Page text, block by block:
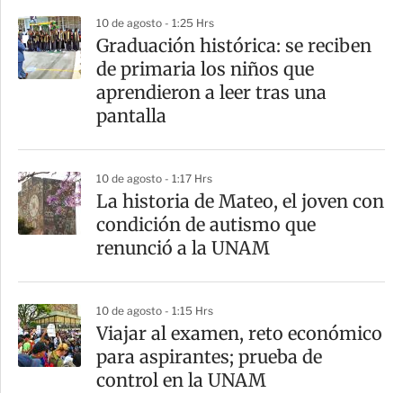
10 de agosto - 1:25 Hrs
Graduación histórica: se reciben
de primaria los niños que
aprendieron a leer tras una
pantalla
10 de agosto - 1:17 Hrs
La historia de Mateo, el joven con
condición de autismo que
renunció a la UNAM
10 de agosto - 1:15 Hrs
Viajar al examen, reto económico
para aspirantes; prueba de
control en la UNAM